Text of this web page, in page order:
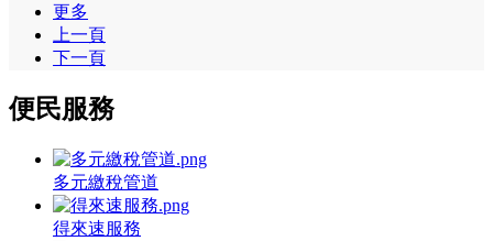
更多
上一頁
下一頁
便民服務
多元繳稅管道
得來速服務